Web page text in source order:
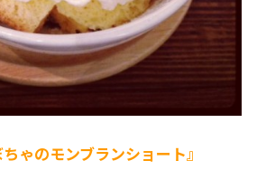
ちゃのモンブランショート』